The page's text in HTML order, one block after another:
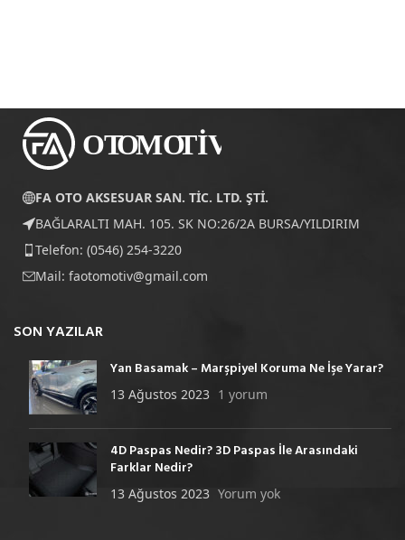
FA OTO AKSESUAR SAN. TİC. LTD. ŞTİ.
BAĞLARALTI MAH. 105. SK NO:26/2A BURSA/YILDIRIM
Telefon: (0546) 254-3220
Mail: faotomotiv@gmail.com
SON YAZILAR
Yan Basamak – Marşpiyel Koruma Ne İşe Yarar?
13 Ağustos 2023 1 yorum
4D Paspas Nedir? 3D Paspas İle Arasındaki
Farklar Nedir?
13 Ağustos 2023 Yorum yok